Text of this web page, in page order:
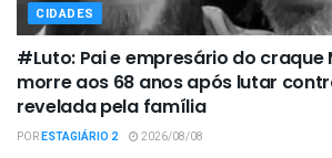
CIDADES
#Luto: Pai e empresário do craque
morre aos 68 anos após lutar
revelada pela família
PORESTAGIÁRIO 2 2026/08/08